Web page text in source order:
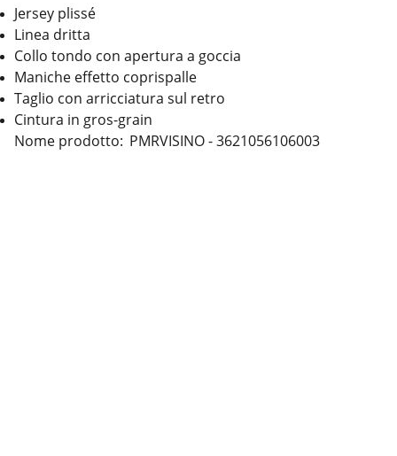
Jersey plissé
Linea dritta
Collo tondo con apertura a goccia
Maniche effetto coprispalle
Taglio con arricciatura sul retro
Cintura in gros-grain
Nome prodotto: PMRVISINO - 3621056106003